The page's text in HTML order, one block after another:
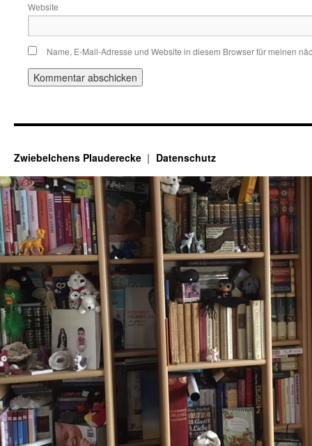
Website
Name, E-Mail-Adresse und Website in diesem Browser für meinen
Zwiebelchens Plauderecke Datenschutz